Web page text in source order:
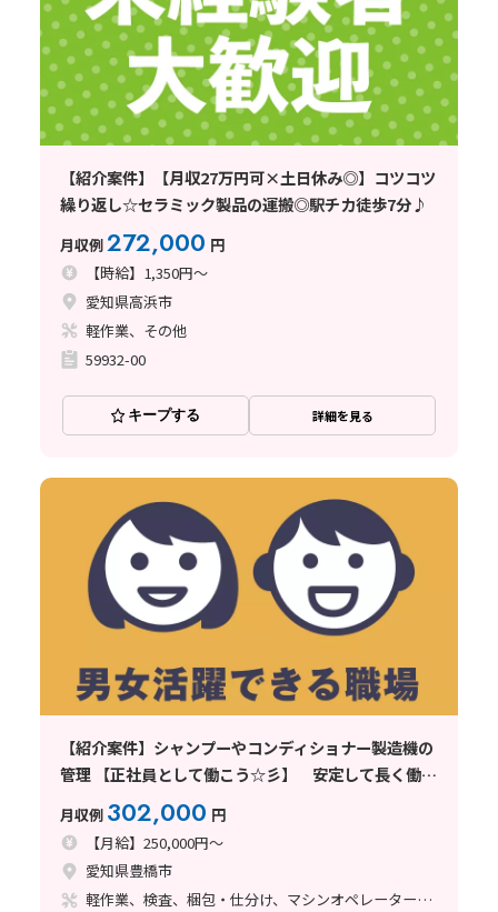
【紹介案件】【月収27万円可×土日休み◎】コツコツ
繰り返し☆セラミック製品の運搬◎駅チカ徒歩7分♪
月収例272,000 円
【時給】1,350円～
愛知県高浜市
軽作業、その他
59932-00
キープする 詳細を見る
【紹介案件】シャンプーやコンディショナー製造機の
管理 【正社員として働こう☆彡】 安定して長く働き
やすい環境の大手メーカー♪
月収例 302,000 円
【月給】250,000円～
愛知県豊橋市
軽作業、検査、梱包・仕分け、マシンオペレーター、清掃・洗浄、メンテナンス・保全、フォークリフト